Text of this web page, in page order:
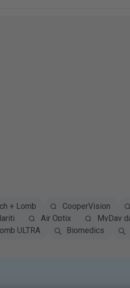
+ Lomb CooperVision
Air Optix MyDay
ULTRA Biomedics